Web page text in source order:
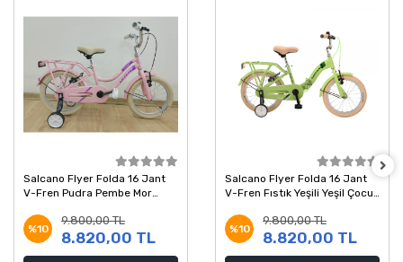
Salcano Flyer Folda 16 Jant
V-Fren Pudra Pembe Mor
%10
9.800,00 TL
8.820,00 TL
Salcano Flyer Folda 16 Jant
V-Fren Fıstık Yeşili Yeşil Çocuk
%10
9.800,00 TL
8.820,00 TL